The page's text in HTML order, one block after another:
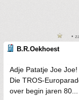
•
B.R.Oekhoest
Adje Patatje Joe Joe!
Die TROS-
over begin jaren 80...